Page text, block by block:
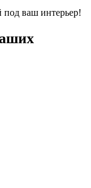
под ваш интерьер!